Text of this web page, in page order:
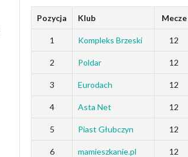
Pozycja Klub Mecze
1 Kompleks Brzeski 12
2 Poldar 12
3 Eurodach 12
4 Asta Net 12
5 Piast Głubczyn 12
6 mamieszkanie.pl 12